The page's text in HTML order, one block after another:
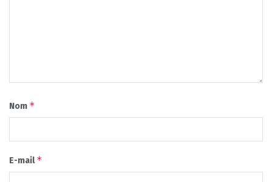
Nom *
E-mail*